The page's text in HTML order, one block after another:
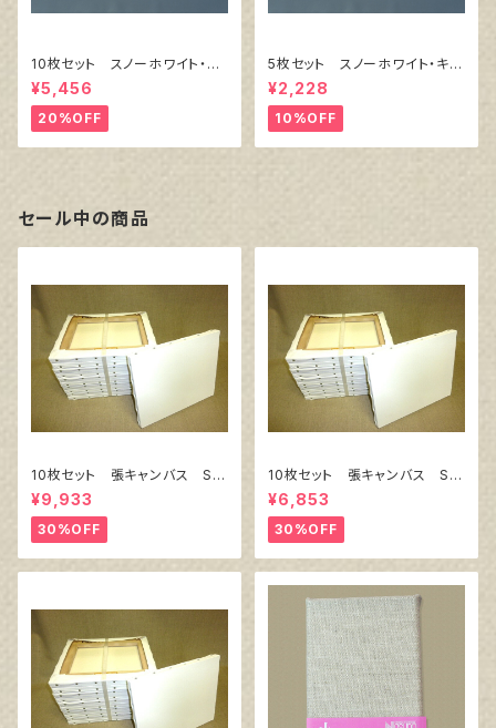
10枚セット スノーホワイト・キ
ャンバスボード F6 サイズ
410㎜x318㎜
¥5,456
20%OFF
5枚セット スノーホワイト・キャ
ンバスボード F4 サイズ 3
33㎜x242㎜
¥2,228
10%OFF
セール中の商品
10枚セット 張キャンバス Sn
owWhite SPC（綿・ポリエステ
ル）F8 455㎜×380㎜
¥9,933
30%OFF
10枚セット 張キャンバス Sn
owWhite SPC（綿・ポリエステ
ル）F4 333㎜×242㎜
¥6,853
30%OFF